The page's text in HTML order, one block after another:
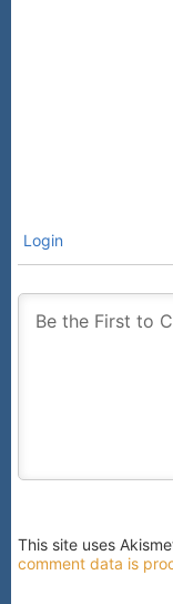
Login
This site uses
comment data is